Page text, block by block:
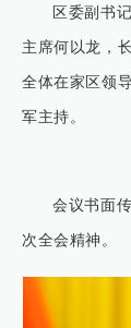
区委副书
主席何以龙，
全体在家区领
军主持。
会议书面
次全会精神。